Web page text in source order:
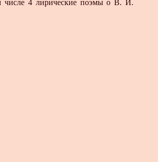
числе 4 лирические поэмы о В. И.